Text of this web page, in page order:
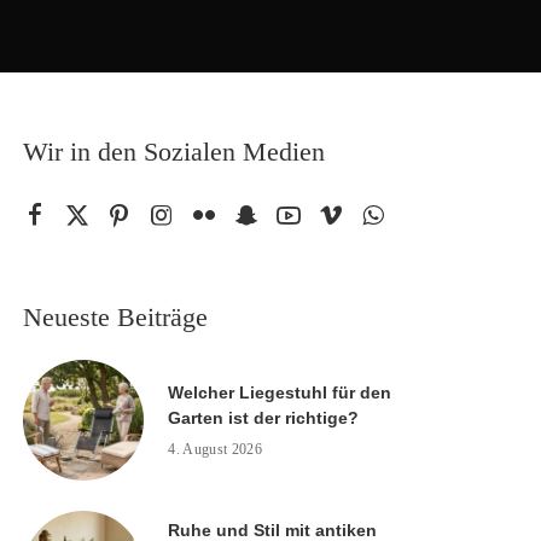
Wir in den Sozialen Medien
Neueste Beiträge
Welcher Liegestuhl für den
Garten ist der richtige?
4. August 2026
Ruhe und Stil mit antiken